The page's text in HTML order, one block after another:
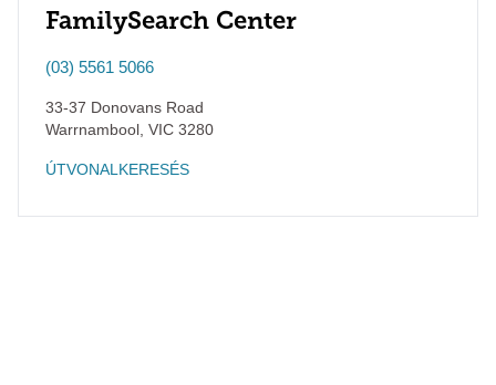
FamilySearch Center
(03) 5561 5066
33-37 Donovans Road
Warrnambool VIC 3280
ÚTVONALKERESÉS